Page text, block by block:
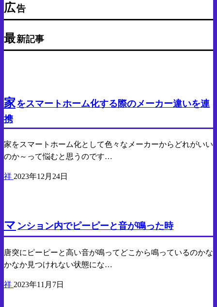
広告
最新記事
家 をスマートホーム化する際のメーカー違いを連
携
家をスマートホーム化として色々なメーカーからどれがいい
のか～って悩むと思うのです…
祥 2023年12月24日
マ ンション内でピーピーと音が鳴った時
唐突にピーピーと高い音が鳴ってどこから鳴っているのかな
かなか見つけれない状態にな…
祥 2023年11月7日